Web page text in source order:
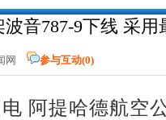
音787-9下线 采用
网 参与互动(0)
阿提哈德航空